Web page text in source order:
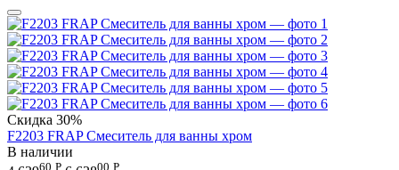
Скидка 30%
F2203 FRAP Смеситель для ванны хром
В наличии
60 Р 00 Р